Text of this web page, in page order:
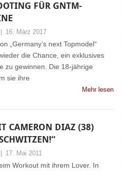
FÜR GNTM-
16. März 2017
„Germany’s next Topmodel“
die Chance, ein exklusives
zu gewinnen. Die 18-jährige
sie ihre
Mehr lesen
CAMERON DIAZ (38)
17. Mai 2011
Workout mit ihrem Lover. In